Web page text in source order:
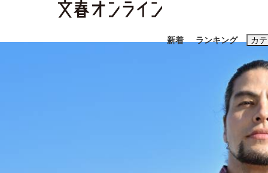
新着 ランキング カ
ニュー
おすすめの
#藤田晋
#三
#玉木雄一郎